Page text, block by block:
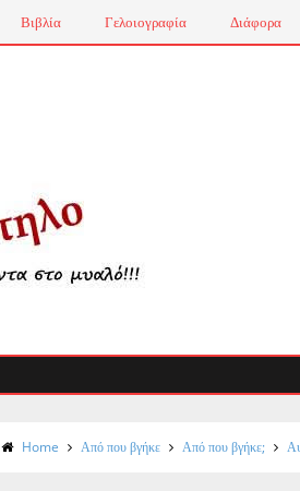
Βιβλία Γελοιογραφία Διάφορα
Home Από που βγήκε Από που βγήκε;